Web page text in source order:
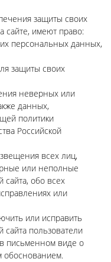
защиты своих
сайте, имеют право:
персональных данных,
защиты своих
неверных или
данных,
политики
Российской
всех лиц,
или неполные
обо всех
или
или исправить
пользователи
в письменном виде о
обоснованием.